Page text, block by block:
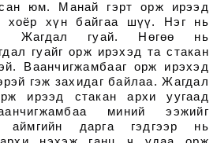
юм. Манай гэрт орж ирээд
хоёр хүн байгаа шүү. Нэг нь
Жагдал гуай. Нөгөө нь
гуайг орж ирэхэд та стакан
Ваанчигжамбааг орж ирэхэд
гэж захидаг байлаа. Жагдал
ирээд стакан архи уугаад
миний ээжийг
аймгийн дарга гэдгээр нь